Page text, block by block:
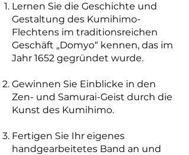
Lernen Sie die Geschichte und
Gestaltung des Kumihimo-
Flechtens im traditionsreichen
Geschäft „Domyo“ kennen, das im
Jahr 1652 gegründet wurde.
Gewinnen Sie Einblicke in den
Zen- und Samurai-Geist durch die
Kunst des Kumihimo.
Fertigen Sie Ihr eigenes
handgearbeitetes Band an und